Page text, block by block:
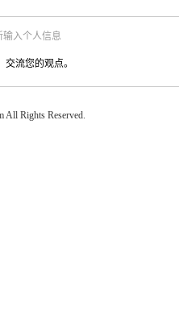
入个人信息
流您的观点。
Rights Reserved.